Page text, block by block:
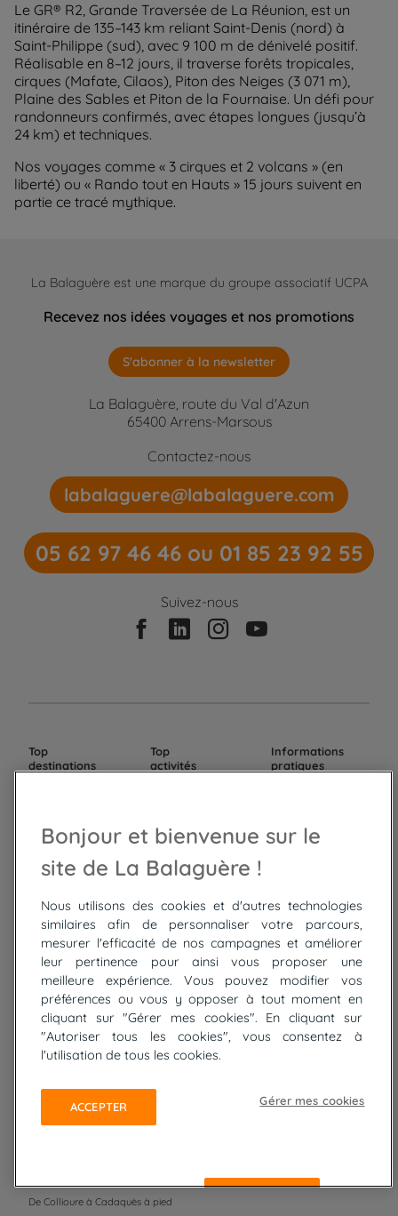
Le GR® R2, Grande Traversée de La Réunion, est un
itinéraire de 135–143 km reliant Saint-Denis (nord) à
Saint-Philippe (sud), avec 9 100 m de dénivelé positif.
Réalisable en 8–12 jours, il traverse forêts tropicales,
cirques (Mafate, Cilaos), Piton des Neiges (3 071 m),
Plaine des Sables et Piton de la Fournaise. Un défi pour
randonneurs confirmés, avec étapes longues (jusqu’à
24 km) et techniques.
Nos voyages comme « 3 cirques et 2 volcans » (en
liberté) ou « Rando tout en Hauts » 15 jours suivent en
partie ce tracé mythique.
La Balaguère est une marque du groupe associatif UCPA
Recevez nos idées voyages et nos promotions
S'abonner à la newsletter
La Balaguère, route du Val d'Azun
65400 Arrens-Marsous
Contactez-nous
labalaguere@labalaguere.com
05 62 97 46 46 ou 01 85 23 92 55
Suivez-nous
Top
destinations
Randonnée France
Jacques de
Randonnée Grèce
Trek Canaries
Randonnée Italie
Trek Népal
Randonnée Maroc
Trek Mauritanie
Top
activités
Randonnée en étoile
Rando Yoga
Randonnée à
raquettes
Voyage à vélo
Randonnée
Trek
Informations
pratiques
Toutes les infos pour
Qualité et avis de
voyageurs
Notre équipe
Recrutement
De Collioure à Cadaquès à pied
Bonjour et bienvenue sur le
site de La Balaguère !
Nous utilisons des cookies et d'autres technologies
similaires afin de personnaliser votre parcours,
mesurer l'efficacité de nos campagnes et améliorer
leur pertinence pour ainsi vous proposer une
meilleure expérience. Vous pouvez modifier vos
préférences ou vous y opposer à tout moment en
cliquant sur "Gérer mes cookies". En cliquant sur
"Autoriser tous les cookies", vous consentez à
l'utilisation de tous les cookies.
Gérer mes cookies
ACCEPTER